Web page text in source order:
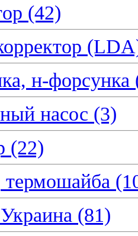
(42)
н-форсунка
насос (3)
(22)
(81)